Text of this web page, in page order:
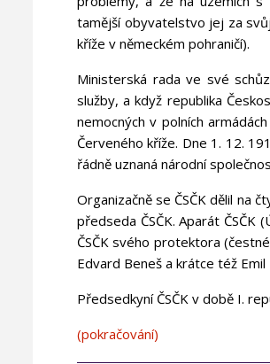
tamější obyvatelstvo jej za
kříže v německém pohraničí).
Ministerská rada ve své
služby, a když republika
nemocných v polních
Červeného kříže. Dne 1. 12.
řádně uznaná národní
Organizačně se ČSČK dělil na
předseda ČSČK. Aparát
ČSČK svého protektora
Edvard Beneš a krátce též Emil
Předsedkyní ČSČK v době I.
(pokračování)